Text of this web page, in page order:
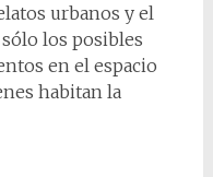
urbanos y el
los posibles
en el espacio
habitan la